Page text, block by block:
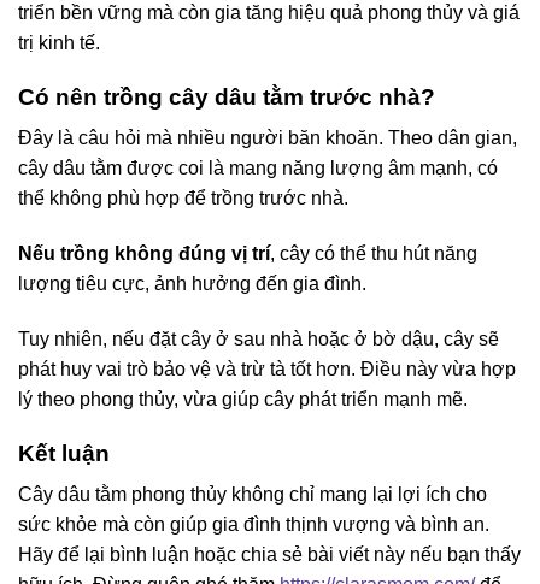
triển bền vững mà còn gia tăng hiệu quả phong thủy và giá
trị kinh tế.
Có nên trồng cây dâu tằm trước nhà?
Đây là câu hỏi mà nhiều người băn khoăn. Theo dân gian,
cây dâu tằm được coi là mang năng lượng âm mạnh, có
thể không phù hợp để trồng trước nhà.
Nếu trồng không đúng vị trí, cây có thể thu hút năng
lượng tiêu cực, ảnh hưởng đến gia đình.
Tuy nhiên, nếu đặt cây ở sau nhà hoặc ở bờ dậu, cây sẽ
phát huy vai trò bảo vệ và trừ tà tốt hơn. Điều này vừa hợp
lý theo phong thủy, vừa giúp cây phát triển mạnh mẽ.
Kết luận
Cây dâu tằm phong thủy không chỉ mang lại lợi ích cho
sức khỏe mà còn giúp gia đình thịnh vượng và bình an.
Hãy để lại bình luận hoặc chia sẻ bài viết này nếu bạn thấy